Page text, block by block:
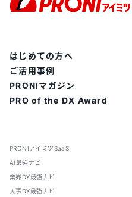
PRONIアイミツSaaS
AI最強ナビ
業界DX最強ナビ
人事DX最強ナビ
はじめての方へ
ご活用事例
PRONIマガジン
PRO of the DX Award